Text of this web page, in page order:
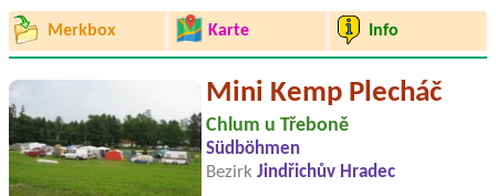
Merkbox Karte Info
Mini Kemp Plecháč
Chlum u Třeboně
Südböhmen
Bezirk Jindřichův Hradec